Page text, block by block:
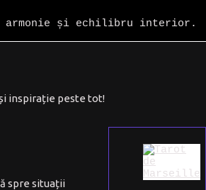
și echilibru interior.
inspirație peste tot!
spre situații